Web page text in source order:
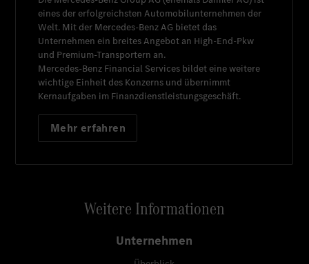
eines der erfolgreichsten Automobilunternehmen der
Welt. Mit der Mercedes-Benz AG bietet das
Unternehmen ein breites Angebot an High-End-Pkw
und Premium-Transportern an.
Mercedes-Benz Financial Services bildet eine weitere
wichtige Einheit des Konzerns und übernimmt
Kernaufgaben im Finanzdienstleistungsgeschäft.
Mehr erfahren
Weitere Informationen
Unternehmen